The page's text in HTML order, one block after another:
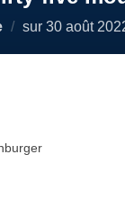
sur Publié
30 août